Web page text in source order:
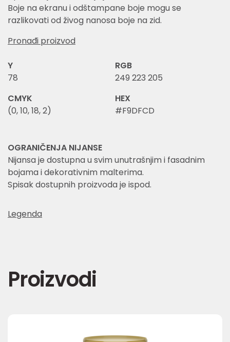
Boje na ekranu i odštampane boje mogu se
razlikovati od živog nanosa boje na zid.
Pronađi proizvod
Y
78
RGB
249 223 205
CMYK
(0, 10, 18, 2)
HEX
#F9DFCD
OGRANIČENJA NIJANSE
Nijansa je dostupna u svim unutrašnjim i fasadnim
bojama i dekorativnim malterima.
Spisak dostupnih proizvoda je ispod.
Legenda
Proizvodi